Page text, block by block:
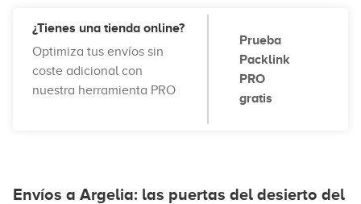
¿Tienes una tienda online?
Optimiza tus envíos sin
coste adicional con
nuestra herramienta PRO
Prueba
Packlink
PRO
gratis
Envíos a Argelia: las puertas del desierto del